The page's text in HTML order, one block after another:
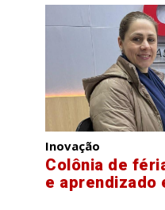
Inovação
Colônia de
e aprendizado